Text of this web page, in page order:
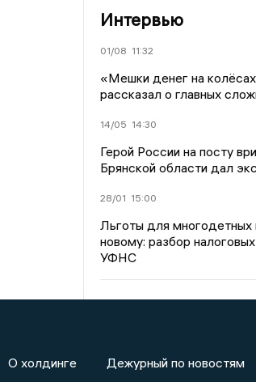
Интервью
01/08 11:32
«Мешки денег на
рассказал о главных
14/05 14:30
Герой России на посту
Брянской области дал
28/01 15:00
Льготы для
новому: разбор
УФНС
О холдинге Дежурный по новостям